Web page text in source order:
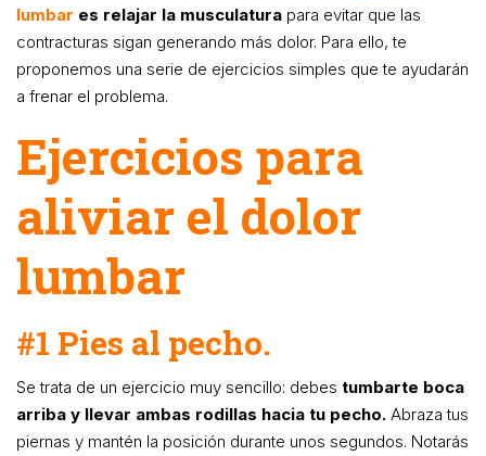
lumbar es relajar la musculatura para evitar que las
contracturas sigan generando más dolor. Para ello, te
proponemos una serie de ejercicios simples que te ayudarán
a frenar el problema.
Ejercicios para
aliviar el dolor
lumbar
#1 Pies al pecho.
Se trata de un ejercicio muy sencillo: debes tumbarte boca
arriba y llevar ambas rodillas hacia tu pecho. Abraza tus
piernas y mantén la posición durante unos segundos. Notarás